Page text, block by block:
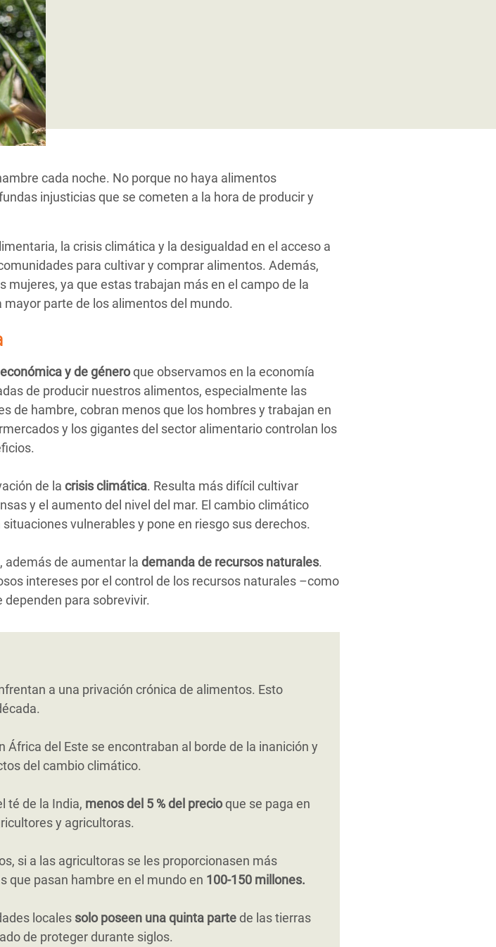
cada noche. No porque no haya alimentos
injusticias que se cometen a la hora de producir y
la crisis climática y la desigualdad en el acceso a
para cultivar y comprar alimentos. Además,
ya que estas trabajan más en el campo de la
parte de los alimentos del mundo.
y de géneroque observamos en la economía
de producir nuestros alimentos, especialmente las
de hambre, cobran menos que los hombres y trabajan en
y los gigantes del sector alimentario controlan los
de la crisis climática. Resulta más difícil cultivar
y el aumento del nivel del mar. El cambio climático
vulnerables y pone en riesgo sus derechos.
, además de aumentar la demanda de recursos naturales.
intereses por el control de los recursos naturales –como
dependen para sobrevivir.
a una privación crónica de alimentos. Esto
África del Este se encontraban al borde de la inanición y
del cambio climático.
té de la India, menos del 5 % del precioque se paga en
y agricultoras.
si a las agricultoras se les proporcionasen más
que pasan hambre en el mundo en 100-150 millones.
locales solo poseen una quinta parte de las tierras
de proteger durante siglos.